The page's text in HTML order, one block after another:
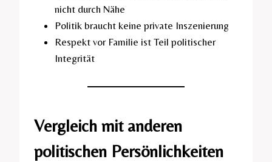
nicht durch Nähe
Politik braucht keine private Inszenierung
Respekt vor Familie ist Teil politischer
Integrität
Vergleich mit anderen
politischen Persönlichkeiten